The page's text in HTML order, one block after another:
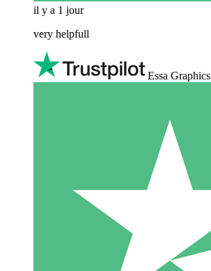
il y a 1 jour
very helpfull
Essa Graphics